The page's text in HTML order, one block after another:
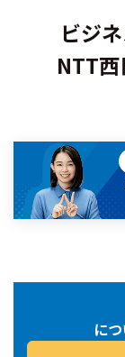
ビジ
NTT
に